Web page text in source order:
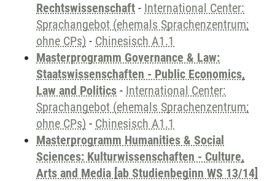
Rechtswissenschaft - International Center:
Sprachangebot (ehemals Sprachenzentrum;
ohne CPs) - Chinesisch A1.1
Masterprogramm Governance & Law:
Staatswissenschaften - Public Economics,
Law and Politics - International Center:
Sprachangebot (ehemals Sprachenzentrum;
ohne CPs) - Chinesisch A1.1
Masterprogramm Humanities & Social
Sciences: Kulturwissenschaften - Culture,
Arts and Media [ab Studienbeginn WS 13/14]